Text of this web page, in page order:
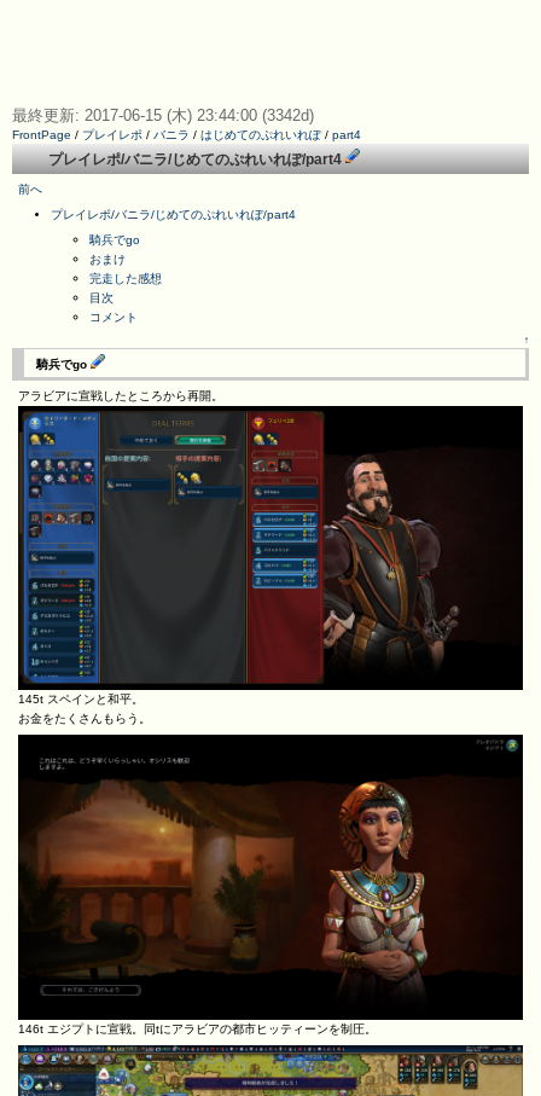
最終更新: 2017-06-15 (木) 23:44:00 (3342d)
FrontPage / プレイレポ / バニラ / はじめてのぷれいれぽ/ part4
プレイレポ/バニラ/じめてのぷれいれぽ/part4
前へ
プレイレポ/バニラ/じめてのぷれいれぽ/part4
騎兵でgo
おまけ
完走した感想
目次
コメント
↑
騎兵でgo
アラビアに宣戦したところから再開。
145t スペインと和平。
お金をたくさんもらう。
146t エジプトに宣戦。同tにアラビアの都市ヒッティーンを制圧。